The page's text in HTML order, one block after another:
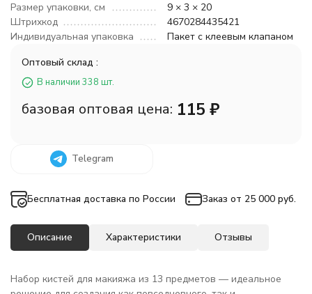
Размер упаковки, см
9 × 3 × 20
Штрихкод
4670284435421
Индивидуальная упаковка
Пакет с клеевым клапаном
Оптовый склад :
В наличии 338 шт.
базовая оптовая цена: 115 ₽
Telegram
Бесплатная доставка по России Заказ от 25 000 руб.
Описание Характеристики Отзывы
Набор кистей для макияжа из 13 предметов — идеальное